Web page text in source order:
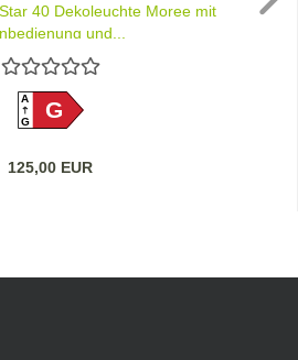
40 Dekoleuchte Moree mit
und...
A
GG
125,00 EUR